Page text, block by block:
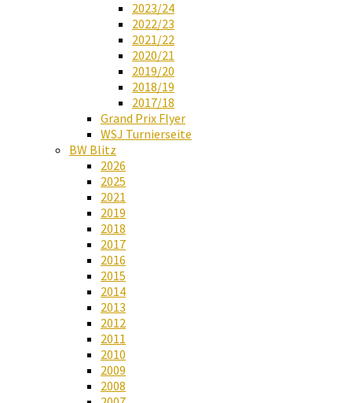
2023/24
2022/23
2021/22
2020/21
2019/20
2018/19
2017/18
Grand Prix Flyer
WSJ Turnierseite
BW Blitz
2026
2025
2021
2019
2018
2017
2016
2015
2014
2013
2012
2011
2010
2009
2008